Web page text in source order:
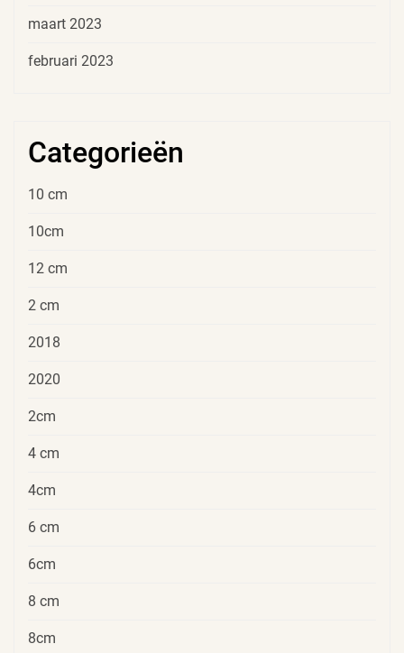
maart 2023
februari 2023
Categorieën
10 cm
10cm
12 cm
2 cm
2018
2020
2cm
4 cm
4cm
6 cm
6cm
8 cm
8cm